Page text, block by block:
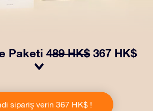
Paketi489 HK$ 367 HK$
özel hazırlanan belgelerin seçtiğiniz
ile çevrimiçi belgeler ve uygulamalara
sipariş verin 367 HK$ !